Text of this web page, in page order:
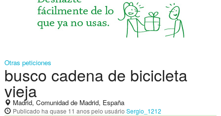
Otras peticiones
busco cadena de bicicleta
vieja
Madrid, Comunidad de Madrid, España
Publicado ha quase 11 anospelo usuário Sergio_1212